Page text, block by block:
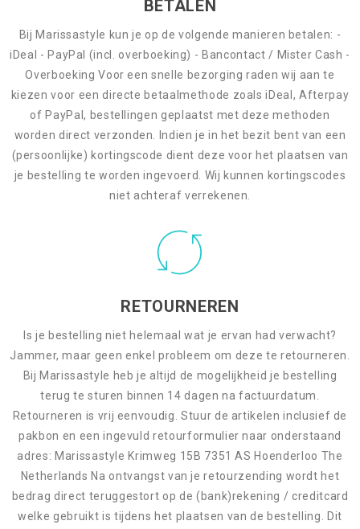
BETALEN
Bij Marissastyle kun je op de volgende manieren betalen: -
iDeal - PayPal (incl. overboeking) - Bancontact / Mister Cash -
Overboeking Voor een snelle bezorging raden wij aan te
kiezen voor een directe betaalmethode zoals iDeal, Afterpay
of PayPal, bestellingen geplaatst met deze methoden
worden direct verzonden. Indien je in het bezit bent van een
(persoonlijke) kortingscode dient deze voor het plaatsen van
je bestelling te worden ingevoerd. Wij kunnen kortingscodes
niet achteraf verrekenen.
RETOURNEREN
Is je bestelling niet helemaal wat je ervan had verwacht?
Jammer, maar geen enkel probleem om deze te retourneren.
Bij Marissastyle heb je altijd de mogelijkheid je bestelling
terug te sturen binnen 14 dagen na factuurdatum.
Retourneren is vrij eenvoudig. Stuur de artikelen inclusief de
pakbon en een ingevuld retourformulier naar onderstaand
adres: Marissastyle Krimweg 15B 7351 AS Hoenderloo The
Netherlands Na ontvangst van je retourzending wordt het
bedrag direct teruggestort op de (bank)rekening / creditcard
welke gebruikt is tijdens het plaatsen van de bestelling. Dit